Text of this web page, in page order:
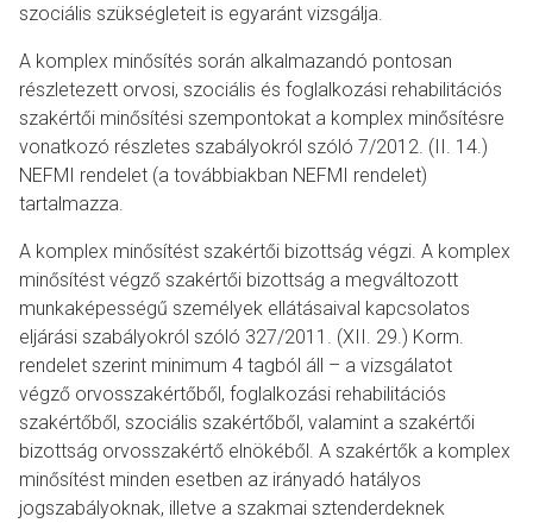
szociális szükségleteit is egyaránt vizsgálja.
A komplex minősítés során alkalmazandó pontosan
részletezett orvosi, szociális és foglalkozási rehabilitációs
szakértői minősítési szempontokat a komplex minősítésre
vonatkozó részletes szabályokról szóló 7/2012. (II. 14.)
NEFMI rendelet (a továbbiakban NEFMI rendelet)
tartalmazza.
A komplex minősítést szakértői bizottság végzi. A komplex
minősítést végző szakértői bizottság a megváltozott
munkaképességű személyek ellátásaival kapcsolatos
eljárási szabályokról szóló 327/2011. (XII. 29.) Korm.
rendelet szerint minimum 4 tagból áll – a vizsgálatot
végző orvosszakértőből, foglalkozási rehabilitációs
szakértőből, szociális szakértőből, valamint a szakértői
bizottság orvosszakértő elnökéből. A szakértők a komplex
minősítést minden esetben az irányadó hatályos
jogszabályoknak, illetve a szakmai sztenderdeknek